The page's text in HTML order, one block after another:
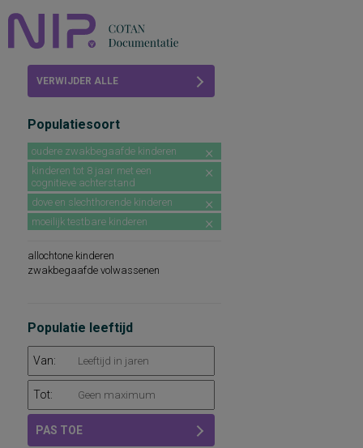
Abonneren
FAQ
VERWIJDER ALLE
Populatiesoort
oudere zwakbegaafde kinderen
kinderen tot 8 jaar met een
cognitieve achterstand
dove en slechthorende kinderen
moeilijk testbare kinderen
allochtone kinderen
zwakbegaafde volwassenen
Populatie leeftijd
Van:
Tot:
PAS TOE